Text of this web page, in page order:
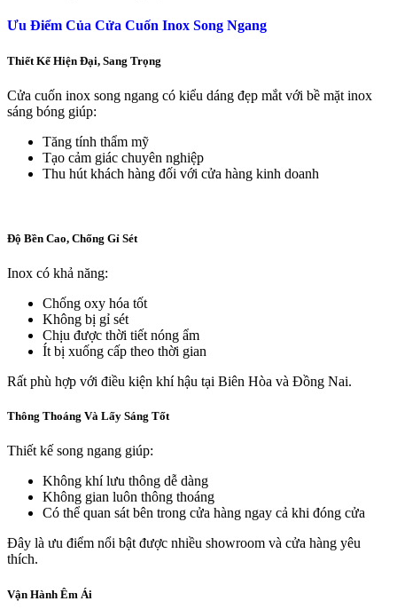
Ưu Điểm Của Cửa Cuốn Inox Song Ngang
Thiết Kế Hiện Đại, Sang Trọng
Cửa cuốn inox song ngang có kiểu dáng đẹp mắt với bề mặt inox
sáng bóng giúp:
Tăng tính thẩm mỹ
Tạo cảm giác chuyên nghiệp
Thu hút khách hàng đối với cửa hàng kinh doanh
Độ Bền Cao, Chống Gỉ Sét
Inox có khả năng:
Chống oxy hóa tốt
Không bị gỉ sét
Chịu được thời tiết nóng ẩm
Ít bị xuống cấp theo thời gian
Rất phù hợp với điều kiện khí hậu tại Biên Hòa và Đồng Nai.
Thông Thoáng Và Lấy Sáng Tốt
Thiết kế song ngang giúp:
Không khí lưu thông dễ dàng
Không gian luôn thông thoáng
Có thể quan sát bên trong cửa hàng ngay cả khi đóng cửa
Đây là ưu điểm nổi bật được nhiều showroom và cửa hàng yêu
thích.
Vận Hành Êm Ái